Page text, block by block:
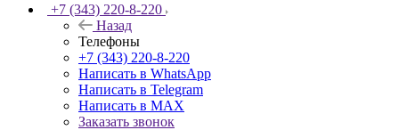
+7 (343) 220-8-220
Назад
Телефоны
+7 (343) 220-8-220
Написать в WhatsApp
Написать в Telegram
Написать в MAX
Заказать звонок